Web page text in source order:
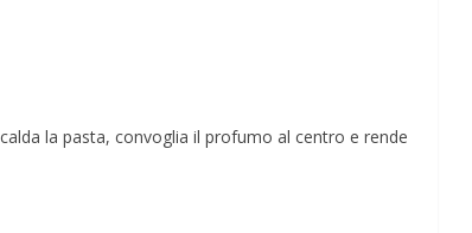
la pasta, convoglia il profumo al centro e rende